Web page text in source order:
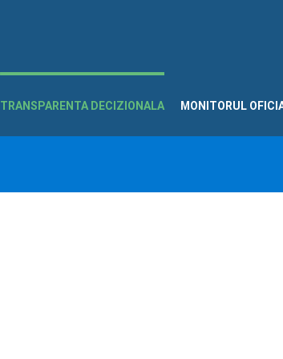
TRANSPARENTA DECIZIONALA MONITORUL